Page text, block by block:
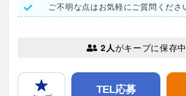
2人がキープに保存中
TEL応募